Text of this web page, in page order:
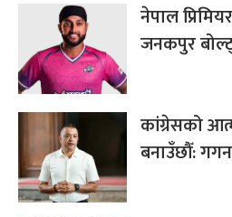
नेपाल
जनकपुर
कांग्रेसको
बनाउँछौँ: